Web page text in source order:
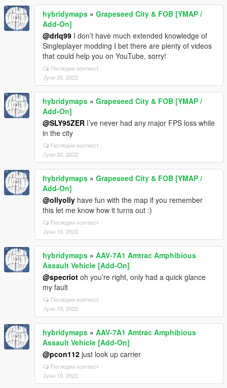
hybridymaps » Grapeseed City & FOB [YMAP /
Add-On]
@drlq99 I don’t have much extended knowledge of
Singleplayer modding I bet there are plenty of videos
that could help you on YouTube, sorry!
Погледни контекст
Јуни 20, 2022
hybridymaps » Grapeseed City & FOB [YMAP /
Add-On]
@SLY95ZER I’ve never had any major FPS loss while
in the city
Погледни контекст
Јуни 20, 2022
hybridymaps » Grapeseed City & FOB [YMAP /
Add-On]
@ollyolly have fun with the map if you remember
this let me know how it turns out :)
Погледни контекст
Јуни 19, 2022
hybridymaps » AAV-7A1 Amtrac Amphibious
Assault Vehicle [Add-On]
@specriot oh you’re right, only had a quick glance
my fault
Погледни контекст
Јуни 19, 2022
hybridymaps » AAV-7A1 Amtrac Amphibious
Assault Vehicle [Add-On]
@pcon112 just look up carrier
Погледни контекст
Јуни 19, 2022